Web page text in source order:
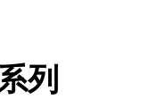
列